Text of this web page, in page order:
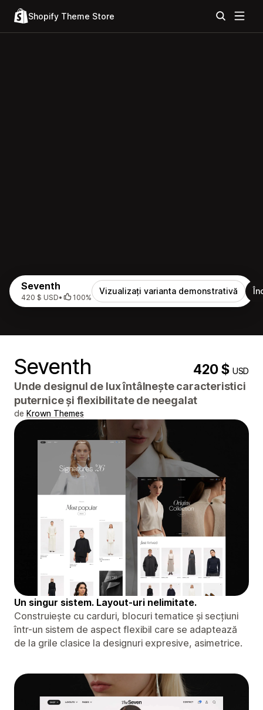
Shopify Theme Store
Seventh
420 $ USD• 100%
Vizualizați varianta demonstrativă
Seventh 420 $USD
Unde designul de lux întâlnește caracteristici
puternice și flexibilitate de neegalat
de Krown Themes
Un singur sistem. Layout-uri nelimitate.
Construiește cu carduri, blocuri tematice și secțiuni
într-un sistem de aspect flexibil care se adaptează
de la grile clasice la designuri expresive, asimetrice.